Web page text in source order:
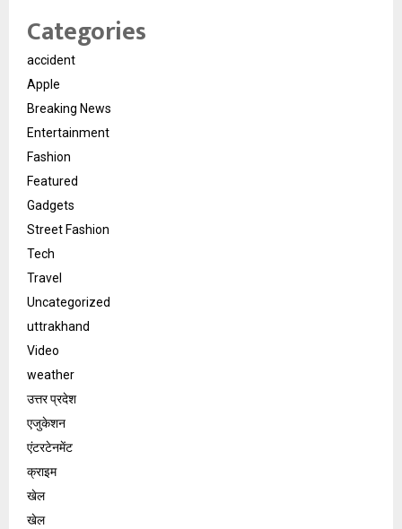
Categories
accident
Apple
Breaking News
Entertainment
Fashion
Featured
Gadgets
Street Fashion
Tech
Travel
Uncategorized
uttrakhand
Video
weather
उत्तर प्रदेश
एजुकेशन
एंटरटेनमेंट
क्राइम
खेल
खेल